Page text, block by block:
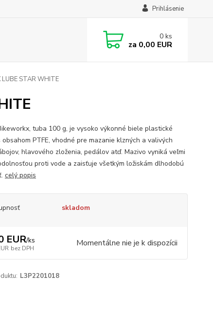
Prihlásenie
0 ks
za 0,00 EUR
STAR WHITE
tuba 100 g, je vysoko výkonné biele plastické
obsahom PTFE, vhodné pre mazanie klzných a valivých
hlavového zloženia, pedálov atď. Mazivo vyniká veľmi
proti vode a zaisťuje všetkým ložiskám dlhodobú
celý popis
skladom
EUR/ks
bez DPH Momentálne nie je k dispozícii
L3P2201018